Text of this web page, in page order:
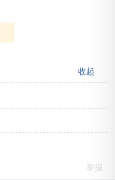
收起
举报